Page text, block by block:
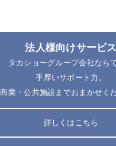
法人様向けサービス
タカショーグループ会社なら
手厚いサポート力。
商業・公共施設までおまかせく
詳しくはこちら